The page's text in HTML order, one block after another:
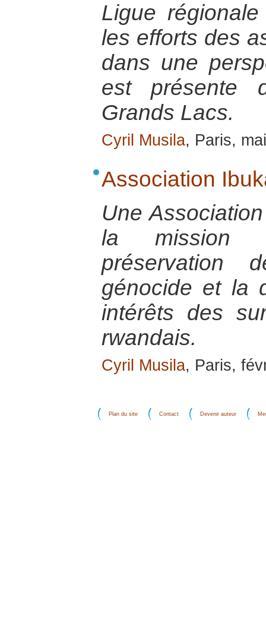
Ligue
les efforts des
dans une
est présente
Grands Lacs.
Cyril Musila, Paris,
Association
Une
la mission
préservation
génocide et la
intérêts des
rwandais.
Cyril Musila, Paris,
Plan du site Contact Devenir auteur